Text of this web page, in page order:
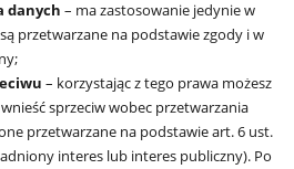
danych – ma zastosowanie jedynie w
przetwarzane na podstawie zgody i w
– korzystając z tego prawa możesz
sprzeciw wobec przetwarzania
przetwarzane na podstawie art. 6 ust.
interes lub interes publiczny). Po